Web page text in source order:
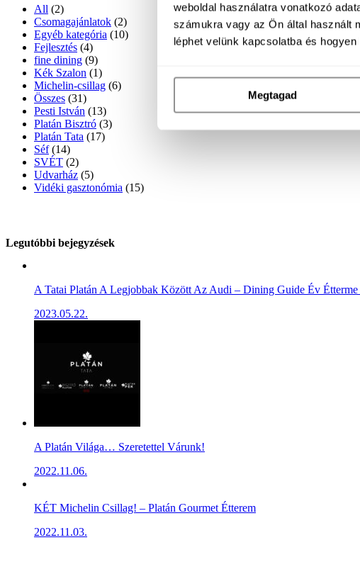
weboldal használatra vonatkozó
számukra vagy az Ön által használt
léphet velünk kapcsolatba és
Megtagad
All (2)
Csomagajánlatok (2)
Egyéb kategória (10)
Fejlesztés (4)
fine dining (9)
Kék Szalon (1)
Michelin-csillag (6)
Összes (31)
Pesti István (13)
Platán Bisztró (3)
Platán Tata (17)
Séf(14)
SVÉT (2)
Udvarház (5)
Vidéki gasztonómia (15)
Legutóbbi bejegyzések
A Tatai Platán A Legjobbak Között Az Audi – Dining Guide Év
2023.05.22.
A Platán Világa… Szeretettel Várunk!
2022.11.06.
KÉT Michelin Csillag! – Platán Gourmet Étterem
2022.11.03.